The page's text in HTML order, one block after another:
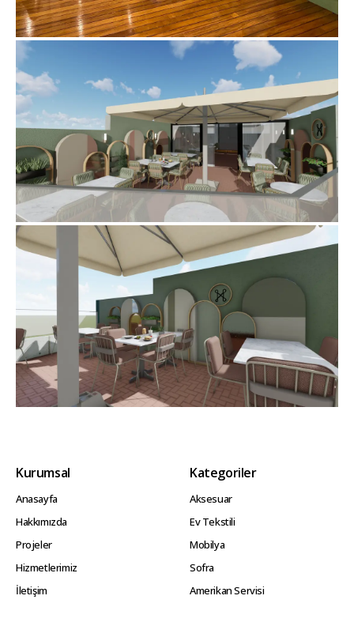
Kurumsal
Anasayfa
Hakkımızda
Projeler
Hizmetlerimiz
İletişim
Kategoriler
Aksesuar
Ev Tekstili
Mobilya
Sofra
Amerikan Servisi